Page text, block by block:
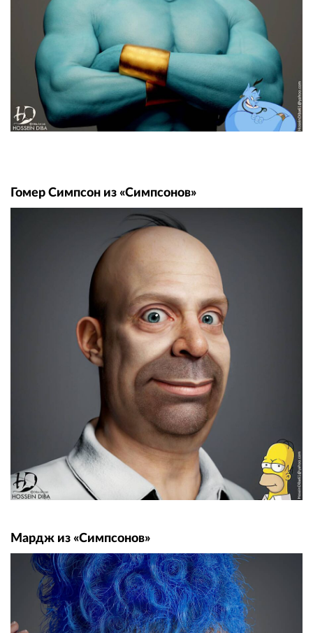
Гомер Симпсон из «Симпсонов»
Мардж из «Симпсонов»